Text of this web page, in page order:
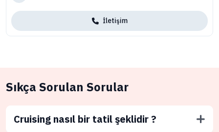
İletişim
Sıkça Sorulan Sorular
Cruising nasıl bir tatil şeklidir ?